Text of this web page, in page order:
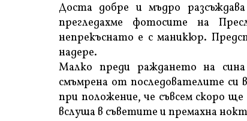
Доста добре и мъдро
прегледахме фотосите на
непрекъснато е с маникюр.
надере.
Малко преди раждането на
смъмрена от последователите
при положение, че съвсем скоро
вслуша в съветите и премахна